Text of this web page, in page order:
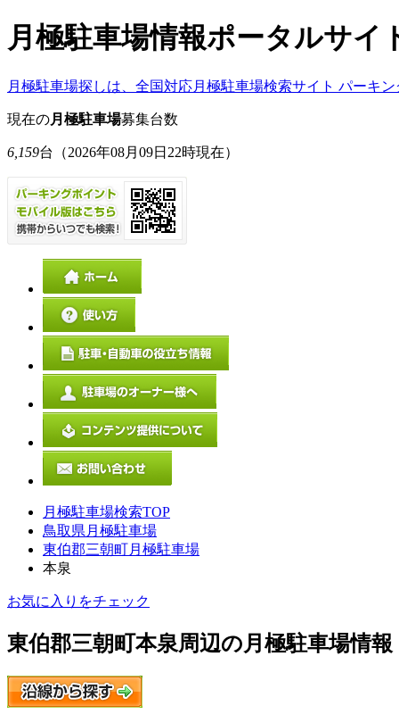
月極駐車場情報ポータルサイ
月極駐車場探しは、全国対応月極駐車場検索サイト パーキン
現在の月極駐車場募集台数
6,159台 （2026年08月09日22時現在）
月極駐車場検索TOP
鳥取県月極駐車場
東伯郡三朝町月極駐車場
本泉
お気に入りをチェック
東伯郡三朝町本泉周辺の月極駐車場情報